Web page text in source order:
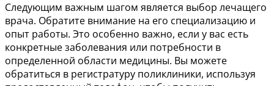
Следующим важным шагом является выбор лечащего
врача. Обратите внимание на его специализацию и
опыт работы. Это особенно важно, если у вас есть
конкретные заболевания или потребности в
определенной области медицины. Вы можете
обратиться в регистратуру поликлиники, используя